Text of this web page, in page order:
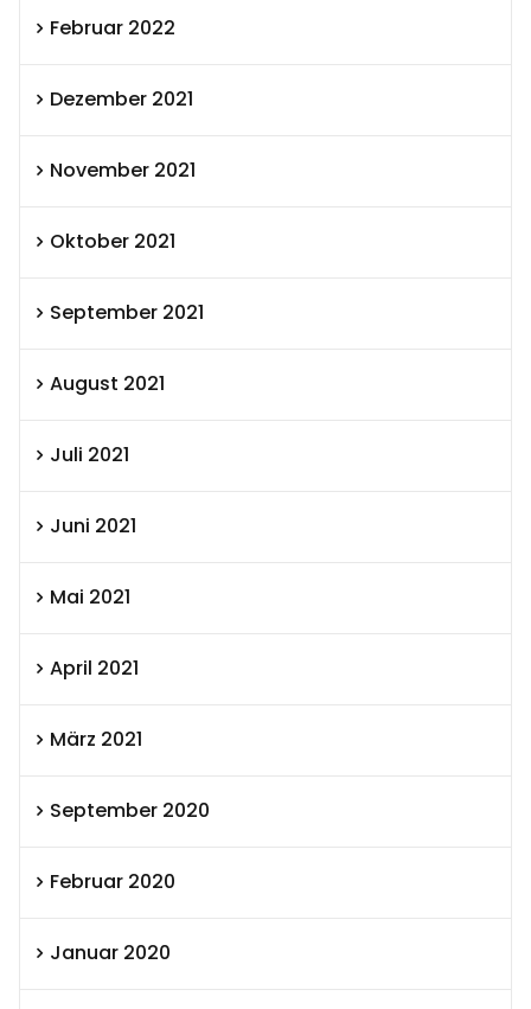
Februar 2022
Dezember 2021
November 2021
Oktober 2021
September 2021
August 2021
Juli 2021
Juni 2021
Mai 2021
April 2021
März 2021
September 2020
Februar 2020
Januar 2020